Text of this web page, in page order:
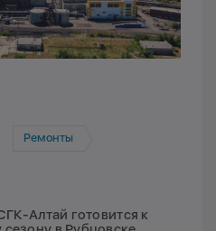
Ремонты
Алтай готовится к